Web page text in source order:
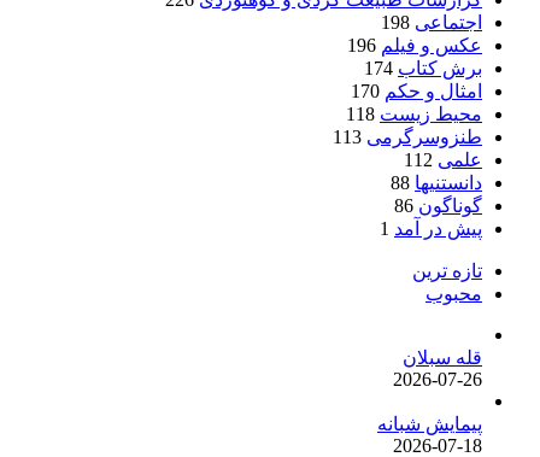
اجتماعی 198
عکس و فیلم 196
برش کتاب 174
امثال و حکم 170
محیط زیست 118
طنزوسرگرمی 113
علمی 112
دانستنیها 88
گوناگون 86
پیش در آمد 1
تازه ترین
محبوب
قله سبلان
2026-07-26
پیمایش شبانه
2026-07-18